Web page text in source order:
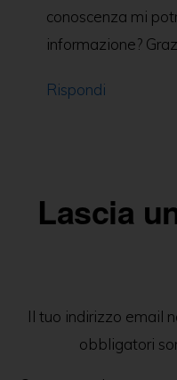
conoscenza mi
informazione?
Rispondi
Lascia
Il tuo indirizzo email
obbligatori